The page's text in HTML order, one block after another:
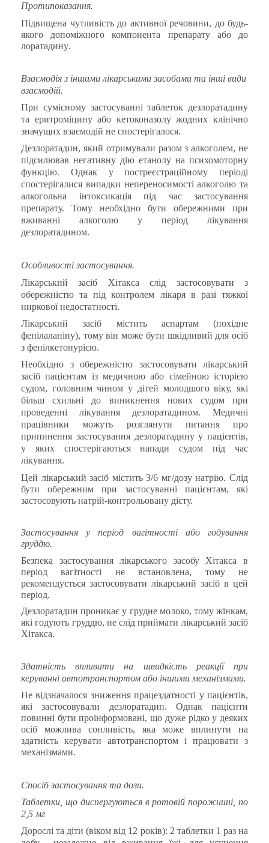
Протипоказання.
Підвищена чутливість до активної речовини, до будь-
якого допоміжного компонента препарату або до
лоратадину.
Взаємодія з іншими лікарськими засобами та інші види
взаємодій.
При сумісному застосуванні таблеток дезлоратадину
та еритроміцину або кетоконазолу жодних клінічно
значущих взаємодій не спостерігалося.
Дезлоратадин, який отримували разом з алкоголем, не
підсилював негативну дію етанолу на психомоторну
функцію. Однак у постреєстраційному періоді
спостерігалися випадки непереносимості алкоголю та
алкогольна інтоксикація під час застосування
препарату. Тому необхідно бути обережними при
вживанні алкоголю у період лікування
дезлоратадином.
Особливості застосування.
Лікарський засіб Хітакса слід застосовувати з
обережністю та під контролем лікаря в разі тяжкої
ниркової недостатності.
Лікарський засіб містить аспартам (похідне
фенілаланіну), тому він може бути шкідливий для осіб
з фенілкетонурією.
Необхідно з обережністю застосовувати лікарський
засіб пацієнтам із медичною або сімейною історією
судом, головним чином у дітей молодшого віку, які
більш схильні до виникнення нових судом при
проведенні лікування дезлоратадином. Медичні
працівники можуть розглянути питання про
припинення застосування дезлоратадину у пацієнтів,
у яких спостерігаються напади судом під час
лікування.
Цей лікарський засіб містить 3/6 мг/дозу натрію. Слід
бути обережним при застосуванні пацієнтам, які
застосовують натрій-контрольовану дієту.
Застосування у період вагітності або годування
груддю.
Безпека застосування лікарського засобу Хітакса в
період вагітності не встановлена, тому не
рекомендується застосовувати лікарський засіб в цей
період.
Дезлоратадин проникає у грудне молоко, тому жінкам,
які годують груддю, не слід приймати лікарський засіб
Хітакса.
Здатність впливати на швидкість реакціїпри
керуванні автотранспортом або іншими механізмами.
Не відзначалося зниження працездатності у пацієнтів,
які застосовували дезлоратадин.
Однак пацієнти
повинні бути проінформовані, що дуже рідко у деяких
осіб можлива сонливість, яка може вплинути на
здатність керувати автотранспортом і працювати з
механізмами.
Спосіб застосування та дози.
Таблетки, що диспергуються в ротовій порожнині, по
2,5 мг
Дорослі та діти (віком від 12 років): 2 таблетки 1 раз на